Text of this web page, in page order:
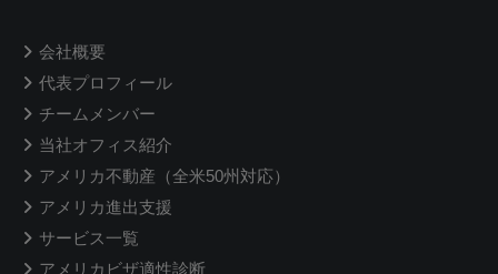
会社概要
代表プロフィール
チームメンバー
当社オフィス紹介
アメリカ不動産（全米50州対応）
アメリカ進出支援
サービス一覧
アメリカビザ適性診断